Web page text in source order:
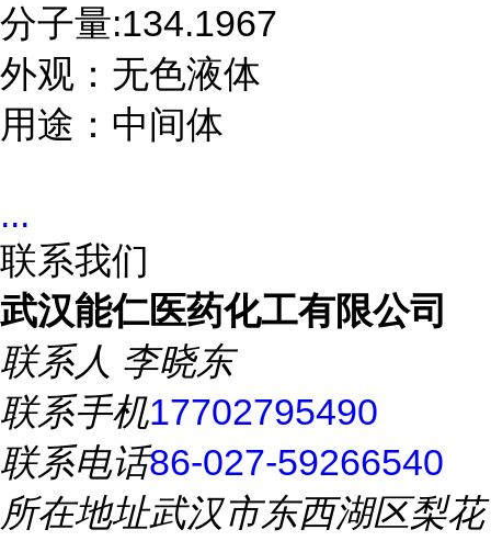
分子量:134.1967
外观：无色液体
用途：中间体
...
联系我们
武汉能仁医药化工有限公司
联系人 李晓东
联系手机17702795490
联系电话86-027-59266540
所在地址武汉市东西湖区梨花